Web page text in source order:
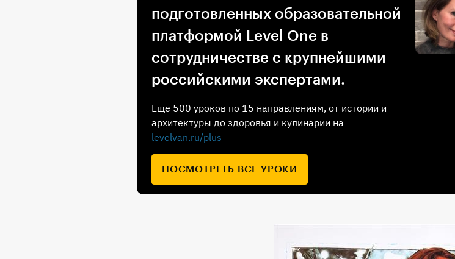
подготовленных образовательной
платформой Level One в
сотрудничестве с крупнейшими
российскими экспертами.
Еще 500 уроков по 15 направлениям, от истории и
архитектуры до здоровья и кулинарии на
levelvan.ru/plus
ПОСМОТРЕТЬ ВСЕ УРОКИ